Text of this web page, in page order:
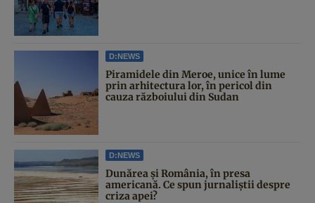
D:NEWS
Piramidele din Meroe, unice în lume
prin arhitectura lor, în pericol din
cauza războiului din Sudan
D:NEWS
Dunărea și România, în presa
americană. Ce spun jurnaliștii despre
criza apei?